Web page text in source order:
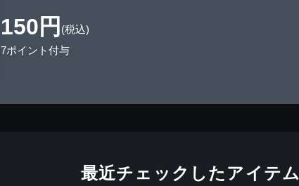
150円 (税込)
7ポイント付与
最近チェックしたアイテム